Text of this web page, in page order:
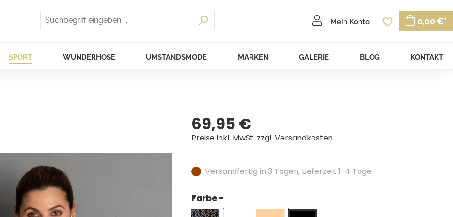
Mein Konto Du hast 0
0,00 €*
SPORT WUNDERHOSE UMSTANDSMODE MARKEN GALERIE BLOG KONTAKT
Regulärer Preis:
69,95 €
Preise inkl. MwSt. zzgl. Versandkosten.
Versandfertig in 3 Tagen, Lieferzeit 1-4 Tage
Farbe -